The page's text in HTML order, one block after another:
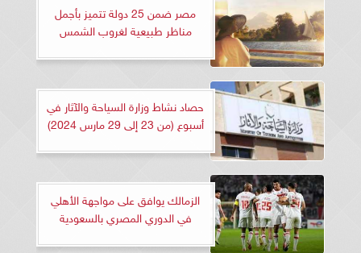
مصر ضمن 25 دولة تتميز بأجمل
مناظر طبيعية لغروب الشمس
حصاد نشاط وزارة السياحة والآثار في
أسبوع (من 23 إلى 29 مارس 2024)
الزمالك يوافق على مواجهة الأهلي
في الدوري المصري بالسعودية